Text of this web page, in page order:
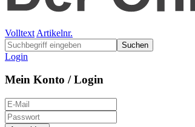
Volltext Artikelnr.
Suchen
Login
Mein Konto / Login